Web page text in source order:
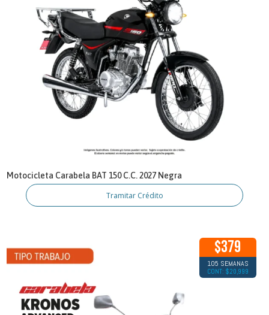
Motocicleta Carabela BAT 150 C.C. 2027 Negra
Tramitar Crédito
$379
105 SEMANAS
CONT: $20,999